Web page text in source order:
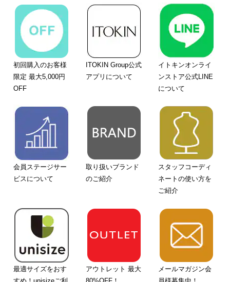
初回購入のお客様
限定 最大5,000円
OFF
ITOKIN Group公式
アプリについて
イトキンオンライ
ンストア公式LINE
について
会員ステージサー
ビスについて
取り扱いブランド
のご紹介
スタッフコーディ
ネートの使い方を
ご紹介
最適サイズをおす
アウトレット 最大
メールマガジン会